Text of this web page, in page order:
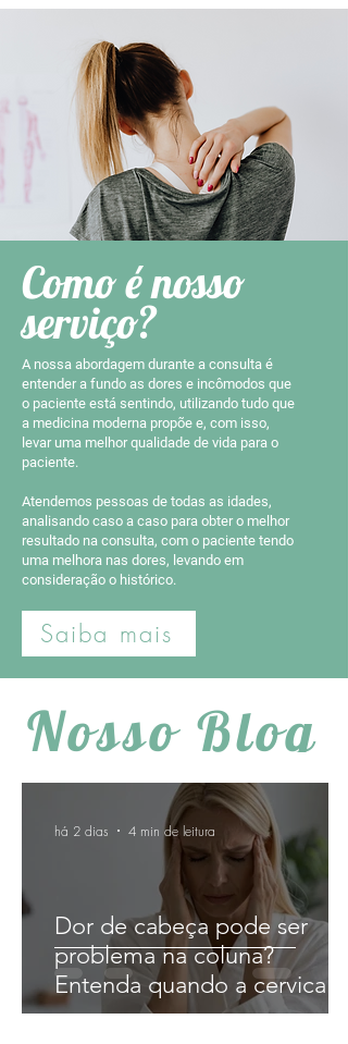
Como é nosso
serviço?
A nossa abordagem durante a consulta é
entender a fundo as dores e incômodos que
o paciente está sentindo, utilizando tudo que
a medicina moderna propõe e, com isso,
levar uma melhor qualidade de vida para o
paciente.
​Atendemos pessoas de todas as idades,
analisando caso a caso para obter o melhor
resultado na consulta, com o paciente tendo
uma melhora nas dores, levando em
consideração o histórico.
Saiba mais
Nosso Blog
Dor de cabeça pode ser
problema na coluna?
Entenda quando a cervical
pode ser a verdadeira causa
há 2 dias 4 min de leitura